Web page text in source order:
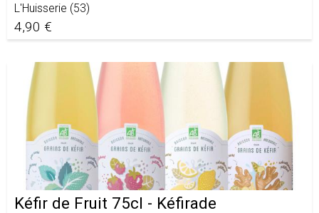
L'Huisserie (53)
4,90 €
Kéfir de Fruit 75cl - Kéfirade